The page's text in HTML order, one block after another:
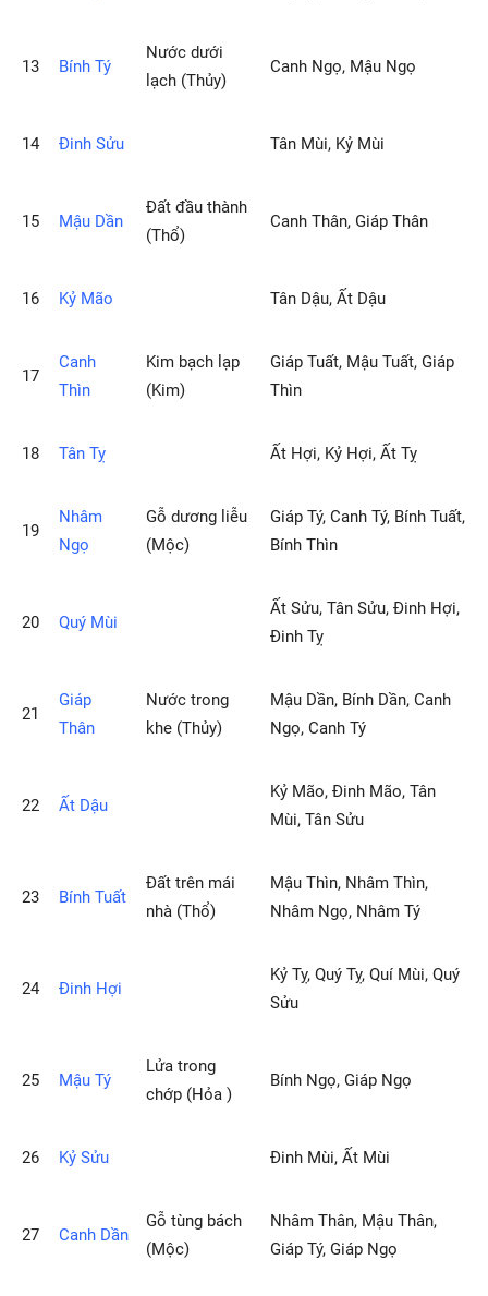
13 Bính Tý
Nước dưới
lạch (Thủy)
Canh Ngọ, Mậu Ngọ
14 Ðinh Sửu Tân Mùi, Kỷ Mùi
15 Mậu Dần
Ðất đầu thành
(Thổ)
Canh Thân, Giáp Thân
16 Kỷ Mão Tân Dậu, Ất Dậu
17
Canh
Thìn
Kim bạch lạp
(Kim)
Giáp Tuất, Mậu Tuất, Giáp
Thìn
18 Tân Tỵ Ất Hợi, Kỷ Hợi, Ất Tỵ
19
Nhâm
Ngọ
Gỗ dương liễu
(Mộc)
Giáp Tý, Canh Tý, Bính Tuất,
Bính Thìn
20 Quý Mùi
Ất Sửu, Tân Sửu, Đinh Hợi,
Đinh Tỵ
21
Giáp
Thân
Nước trong
khe (Thủy)
Mậu Dần, Bính Dần, Canh
Ngọ, Canh Tý
22 Ất Dậu
Kỷ Mão, Đinh Mão, Tân
Mùi, Tân Sửu
23 Bính Tuất
Ðất trên mái
nhà (Thổ)
Mậu Thìn, Nhâm Thìn,
Nhâm Ngọ, Nhâm Tý
24 Ðinh Hợi
Kỷ Tỵ, Quý Tỵ, Quí Mùi, Quý
Sửu
25 Mậu Tý
Lửa trong
chớp (Hỏa )
Bính Ngọ, Giáp Ngọ
26 Kỷ Sửu Ðinh Mùi, Ất Mùi
27 Canh Dần
Gỗ tùng bách
(Mộc)
Nhâm Thân, Mậu Thân,
Giáp Tý, Giáp Ngọ